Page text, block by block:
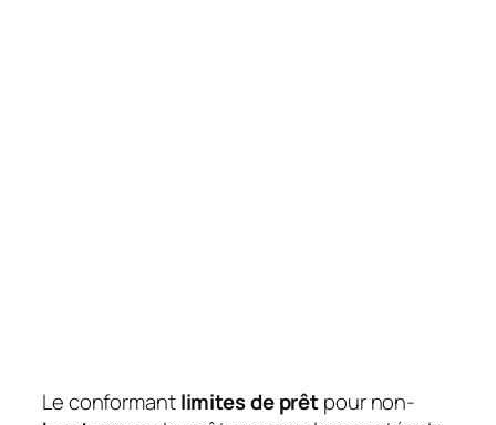
Le conformantlimites de prêtpour non-